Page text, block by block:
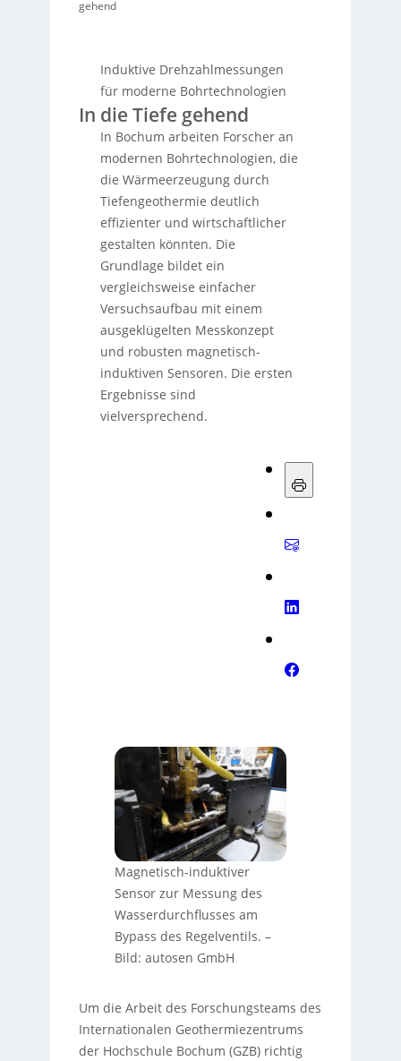
gehend
Induktive Drehzahlmessungen
für moderne Bohrtechnologien
In die Tiefe gehend
In Bochum arbeiten Forscher an
modernen Bohrtechnologien, die
die Wärmeerzeugung durch
Tiefengeothermie deutlich
effizienter und wirtschaftlicher
gestalten könnten. Die
Grundlage bildet ein
vergleichsweise einfacher
Versuchsaufbau mit einem
ausgeklügelten Messkonzept
und robusten magnetisch-
induktiven Sensoren. Die ersten
Ergebnisse sind
vielversprechend.
Magnetisch-induktiver
Sensor zur Messung des
Wasserdurchflusses am
Bypass des Regelventils. –
Bild: autosen GmbH
Um die Arbeit des Forschungsteams des
Internationalen Geothermiezentrums
der Hochschule Bochum (GZB) richtig